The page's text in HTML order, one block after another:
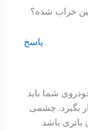
خراب شده؟
پاسخ
شما باید
بگیرد. چشمی
باتری باشد